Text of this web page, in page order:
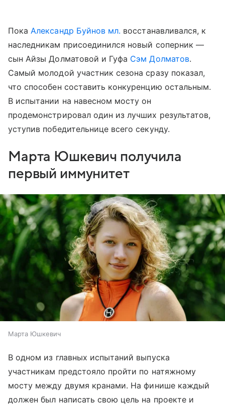
ПокаАлександр Буйнов мл. восстанавливался, к
наследникам присоединился новый соперник —
сын Айзы Долматовой и Гуфа Сэм Долматов.
Самый молодой участник сезона сразу показал,
что способен составить конкуренцию остальным.
В испытании на навесном мосту он
продемонстрировал один из лучших результатов,
уступив победительнице всего секунду.
Марта Юшкевич получила
первый иммунитет
Марта Юшкевич
В одном из главных испытаний выпуска
участникам предстояло пройти по натяжному
мосту между двумя кранами. На финише каждый
должен был написать свою цель на проекте и